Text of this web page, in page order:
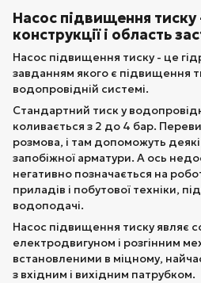
Насос підвищення тиску
конструкції і область
Насос підвищення тиску - це
завданням якого є підвищення
водопровідній системі.
Стандартний тиск у
коливається з 2 до 4 бар.
розмова, і там допоможуть
запобіжної арматури. А ось
негативно позначається на
приладів і побутової техніки,
водоподачі.
Насос підвищення тиску являє
електродвигуном і розгінним
встановленими в міцному,
з вхідним і вихідним патрубком.